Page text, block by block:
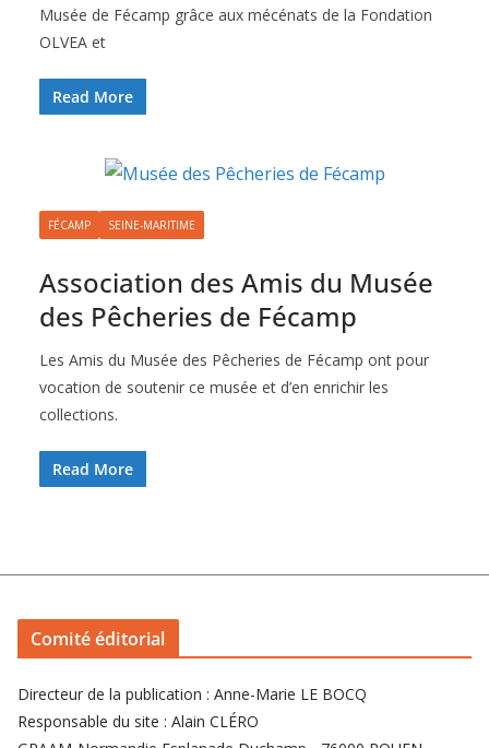
Musée de Fécamp grâce aux mécénats de la Fondation
OLVEA et
Read More
FÉCAMP SEINE-MARITIME
Association des Amis du Musée
des Pêcheries de Fécamp
Les Amis du Musée des Pêcheries de Fécamp ont pour
vocation de soutenir ce musée et d’en enrichir les
collections.
Read More
Comité éditorial
Directeur de la publication : Anne-Marie LE BOCQ
Responsable du site : Alain CLÉRO